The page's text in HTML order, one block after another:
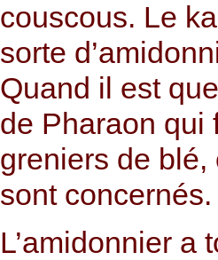
couscous. Le
sorte
Quand il est
de Pharaon qui
greniers de
sont concernés.
L’amidonnier a